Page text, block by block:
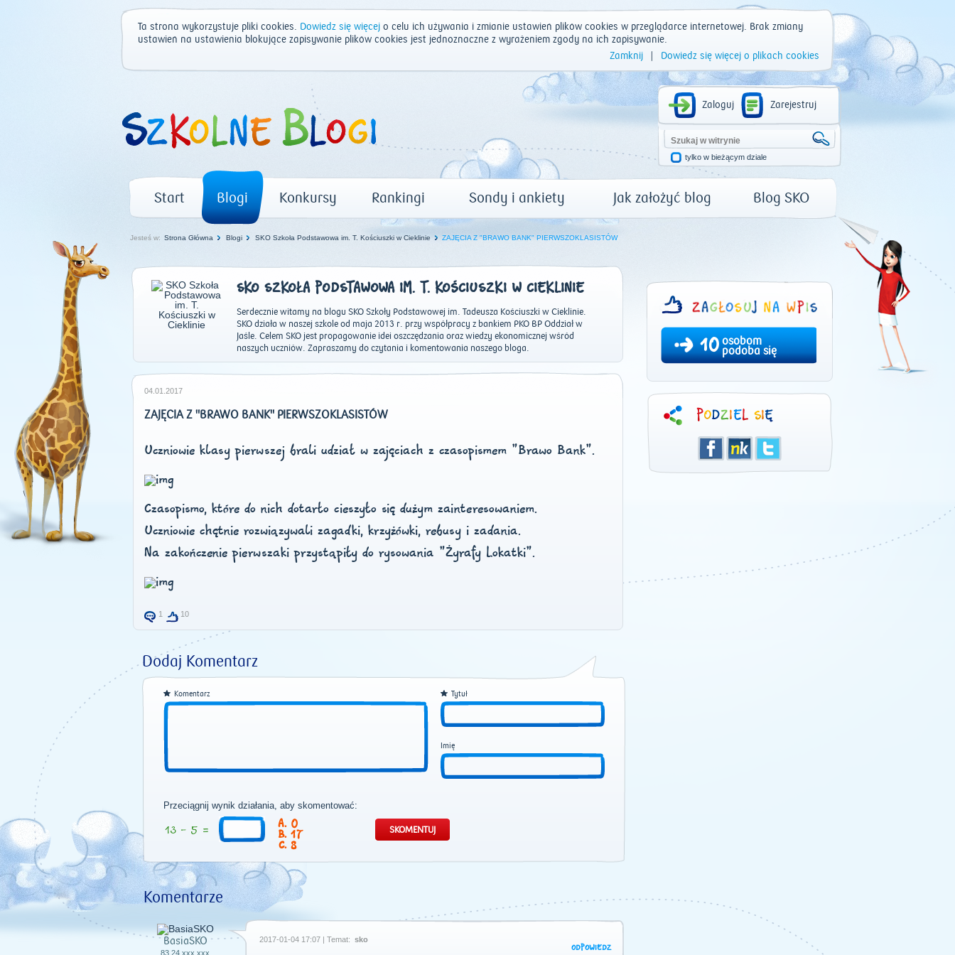
Ta strona wykorzystuje pliki cookies. Dowiedz się więcejo celu ich używania i zmianie ustawień plików cookies w przeglądarce internetowej. Brak zmiany
ustawień na ustawienia blokujące zapisywanie plików cookies jest jednoznaczne z wyrażeniem zgody na ich zapisywanie.
Zamknij
Dowiedz się więcej o plikach cookies
Zaloguj Zarejestruj
tylko w bieżącym dziale
Start Blogi Konkursy Rankingi Sondy i ankiety Jak założyć blog Blog SKO
Jesteś w: Strona Główna Blogi SKO Szkoła Podstawowa im. T. Kościuszki w Cieklinie ZAJĘCIA Z "BRAWO BANK" PIERWSZOKLASISTÓW
SKO SZKOŁA PODSTAWOWA IM. T. KOŚCIUSZKI W CIEKLINIE
Serdecznie witamy na blogu SKO Szkoły Podstawowej im. Tadeusza Kościuszki w Cieklinie.
SKO działa w naszej szkole od maja 2013 r. przy współpracy z bankiem PKO BP Oddział w
Jaśle. Celem SKO jest propagowanie idei oszczędzania oraz wiedzy ekonomicznej wśród
naszych uczniów. Zapraszamy do czytania i komentowania naszego bloga.
04.01.2017
ZAJĘCIA Z "BRAWO BANK" PIERWSZOKLASISTÓW
Uczniowie klasy pierwszej brali udział w zajęciach z czasopismem "Brawo Bank".
Czasopismo, które do nich dotarło cieszyło się dużym zainteresowaniem.
Uczniowie chętnie rozwiązywali zagadki, krzyżówki, rebusy i zadania.
Na zakończenie pierwszaki przystąpiły do rysowania "Żyrafy Lokatki".
1 10
Dodaj Komentarz
Komentarz Tytuł
Imię
Przeciągnij wynik działania, aby skomentować:
0
17
8
Komentarze
BasiaSKO
83.24.xxx.xxx
2017-01-04 17:07 | Temat: sko
ODPOWIEDZ
10osobom
podoba się